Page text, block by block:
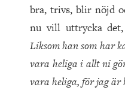
bra, trivs, blir nöjd
nu vill uttrycka
Liksom han som har
vara heliga i allt ni
vara heliga, för jag är